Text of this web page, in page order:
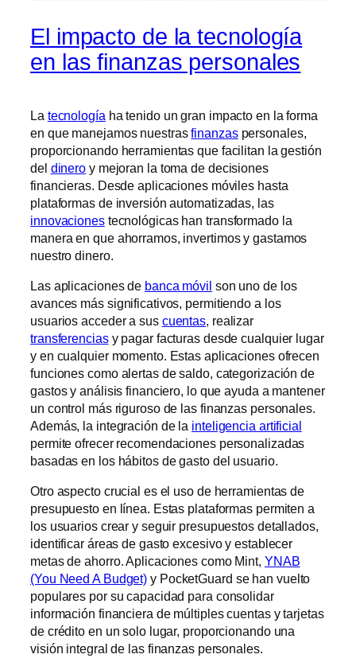
El impacto de la tecnología
en las finanzas personales
La tecnología ha tenido un gran impacto en la forma
en que manejamos nuestrasfinanzaspersonales,
proporcionando herramientas que facilitan la gestión
del dinero y mejoran la toma de decisiones
financieras. Desde aplicaciones móviles hasta
plataformas de inversión automatizadas, las
innovacionestecnológicas han transformado la
manera en que ahorramos, invertimos y gastamos
nuestro dinero.
Las aplicaciones de banca móvil son uno de los
avances más significativos, permitiendo a los
usuarios acceder a sus cuentas, realizar
transferenciasy pagar facturas desde cualquier lugar
y en cualquier momento. Estas aplicaciones ofrecen
funciones como alertas de saldo, categorización de
gastos y análisis financiero, lo que ayuda a mantener
un control más riguroso de las finanzas personales.
Además, la integración de la inteligencia artificial
permite ofrecer recomendaciones personalizadas
basadas en los hábitos de gasto del usuario.
Otro aspecto crucial es el uso de herramientas de
presupuesto en línea. Estas plataformas permiten a
los usuarios crear y seguir presupuestos detallados,
identificar áreas de gasto excesivo y establecer
metas de ahorro. Aplicaciones como Mint, YNAB
(You Need A Budget) y PocketGuard se han vuelto
populares por su capacidad para consolidar
información financiera de múltiples cuentas y tarjetas
de crédito en un solo lugar, proporcionando una
visión integral de las finanzas personales.